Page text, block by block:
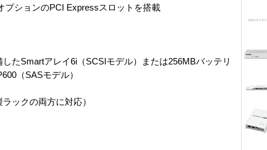
プションのPCI Expressスロットを搭載
たSmartアレイ6i（SCSIモデル）または256MBバッテリ
（SASモデル）
ックの両方に対応）